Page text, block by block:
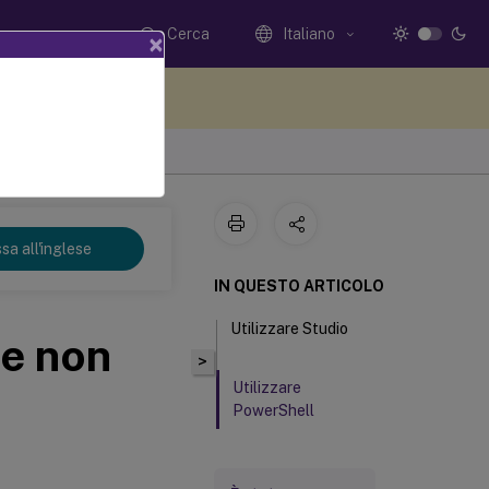
Cerca Italiano
all'inglese
non
>
IN QUESTO ARTICOLO
Utilizzare Studio
Utilizzare
PowerShell
×